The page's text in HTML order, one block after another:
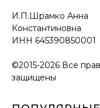
И.П.Шрамко Анна
Константиновна
ИНН 645390850001
©2015-2026 Все
защищены